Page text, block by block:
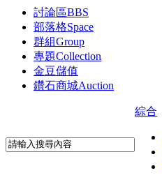
討論區BBS
部落格Space
群組Group
專題Collection
金豆儲值
鑽石商城Auction
綜合